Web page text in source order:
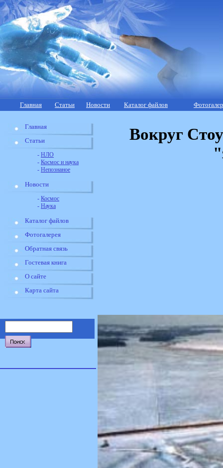
Главная Статьи Новости Каталог файлов
Главная
Статьи
- НЛО
- Космос и наука
- Непознаное
Новости
- Космос
- Наука
Каталог файлов
Фотогалерея
Обратная связь
Гостевая книга
О сайте
Карта сайта
Вокруг